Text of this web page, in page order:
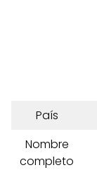
País
Nombre
completo